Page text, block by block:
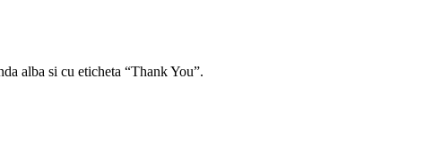
alba si cu eticheta “Thank You”.